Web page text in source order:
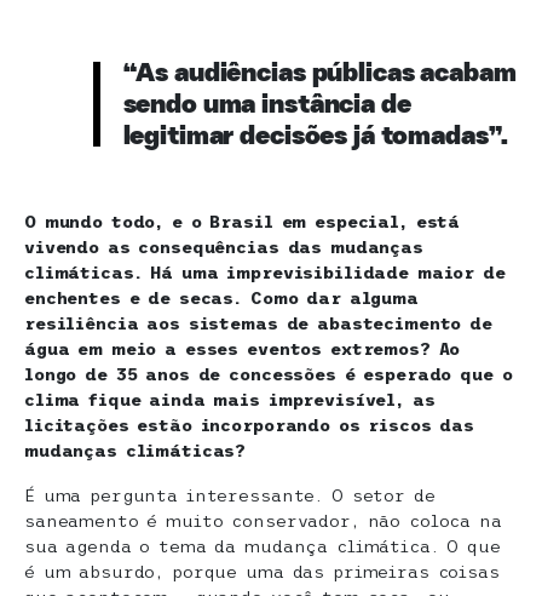
“As audiências públicas acabam
sendo uma instância de
legitimar decisões já tomadas”.
O mundo todo, e o Brasil em especial, está
vivendo as consequências das mudanças
climáticas. Há uma imprevisibilidade maior de
enchentes e de secas. Como dar alguma
resiliência aos sistemas de abastecimento de
água em meio a esses eventos extremos? Ao
longo de 35 anos de concessões é esperado que o
clima fique ainda mais imprevisível, as
licitações estão incorporando os riscos das
mudanças climáticas?
É uma pergunta interessante. O setor de
saneamento é muito conservador, não coloca na
sua agenda o tema da mudança climática. O que
é um absurdo, porque uma das primeiras coisas